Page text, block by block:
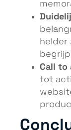
helder
Call to
tot